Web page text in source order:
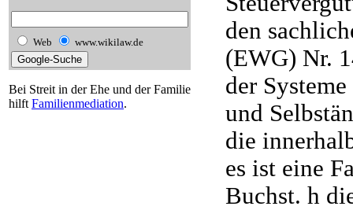
Web www.wikilaw.de
Bei Streit in der Ehe und der Familie
hilft Familienmediation.
den
(EWG) Nr.
der
und
die
es ist eine
Buchst. h